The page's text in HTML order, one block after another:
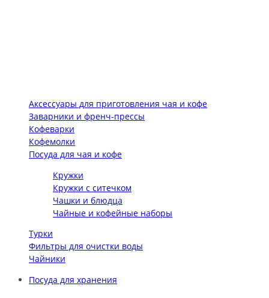
Аксессуары для приготовления чая и кофе
Заварники и френч-прессы
Кофеварки
Кофемолки
Посуда для чая и кофе
Кружки
Кружки с ситечком
Чашки и блюдца
Чайные и кофейные наборы
Турки
Фильтры для очистки воды
Чайники
Посуда для хранения